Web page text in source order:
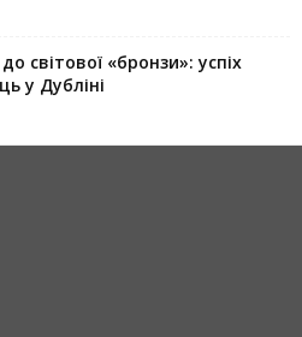
світової «бронзи»: успіх
у Дубліні